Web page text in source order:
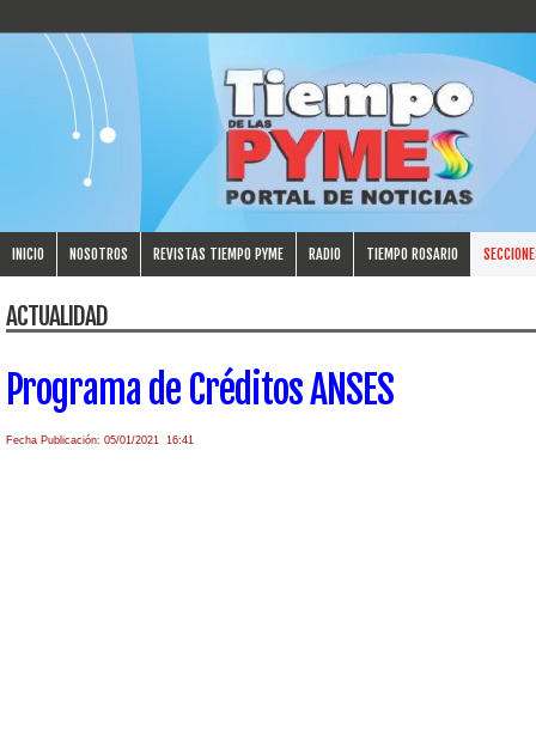
INICIO NOSOTROS REVISTAS TIEMPO PYME RADIO TIEMPO ROSARIO
ACTUALIDAD
Programa de Créditos ANSES
Fecha Publicación: 05/01/2021 16:41